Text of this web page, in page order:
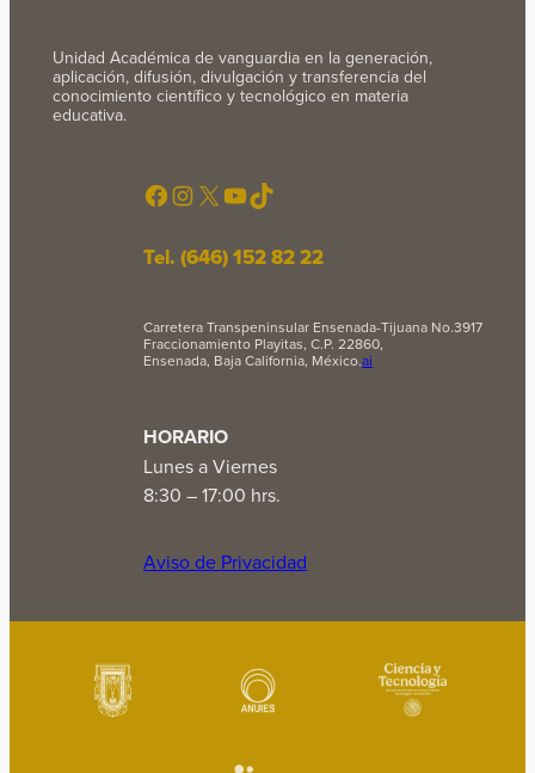
Unidad Académica de vanguardia en la generación,
aplicación, difusión, divulgación y transferencia del
conocimiento científico y tecnológico en materia
educativa.
Facebook Instagram X YouTube TikTok
Tel. (646) 152 82 22
Carretera Transpeninsular Ensenada-Tijuana No.3917
Fraccionamiento Playitas, C.P. 22860,
Ensenada, Baja California, México.ai
HORARIO
Lunes a Viernes
8:30 – 17:00 hrs.
Aviso de Privacidad